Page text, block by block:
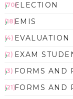
ELECTION
(70)
EMIS
(18)
EVALUATION
(4)
EXAM
(2)
FORMS AND
(3)
FORMS AND
(21)